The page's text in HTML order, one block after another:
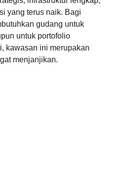
yang terus naik. Bagi
gudang untuk
untuk portofolio
kawasan ini merupakan
menjanjikan.